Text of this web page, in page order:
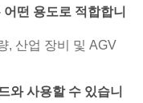
떤 용도로 적합합니
, 산업 장비 및 AGV
와 사용할 수 있습니